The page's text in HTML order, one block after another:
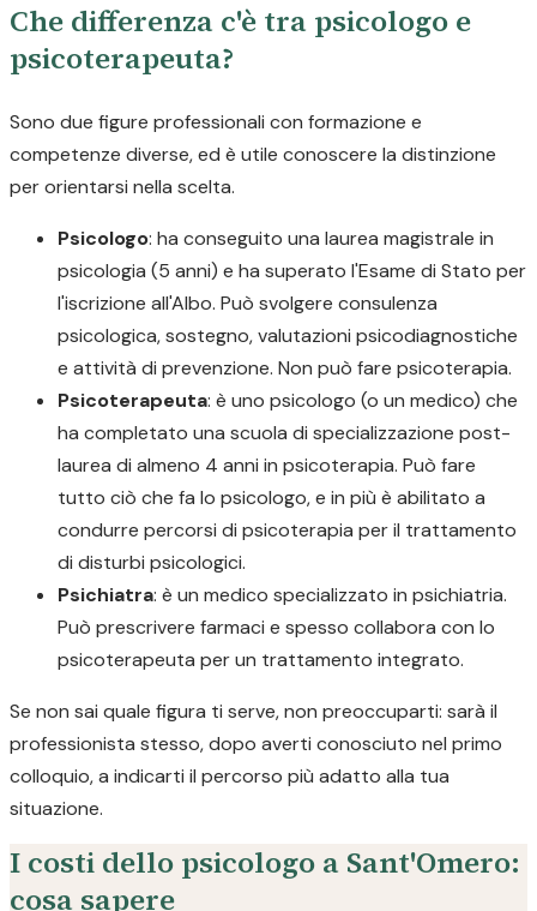
Che differenza c'è tra psicologo e
psicoterapeuta?
Sono due figure professionali con formazione e
competenze diverse, ed è utile conoscere la distinzione
per orientarsi nella scelta.
Psicologo: ha conseguito una laurea magistrale in
psicologia (5 anni) e ha superato l'Esame di Stato per
l'iscrizione all'Albo. Può svolgere consulenza
psicologica, sostegno, valutazioni psicodiagnostiche
e attività di prevenzione. Non può fare psicoterapia.
Psicoterapeuta: è uno psicologo (o un medico) che
ha completato una scuola di specializzazione post-
laurea di almeno 4 anni in psicoterapia. Può fare
tutto ciò che fa lo psicologo, e in più è abilitato a
condurre percorsi di psicoterapia per il trattamento
di disturbi psicologici.
Psichiatra: è un medico specializzato in psichiatria.
Può prescrivere farmaci e spesso collabora con lo
psicoterapeuta per un trattamento integrato.
Se non sai quale figura ti serve, non preoccuparti: sarà il
professionista stesso, dopo averti conosciuto nel primo
colloquio, a indicarti il percorso più adatto alla tua
situazione.
I costi dello psicologo a Sant'Omero:
cosa sapere